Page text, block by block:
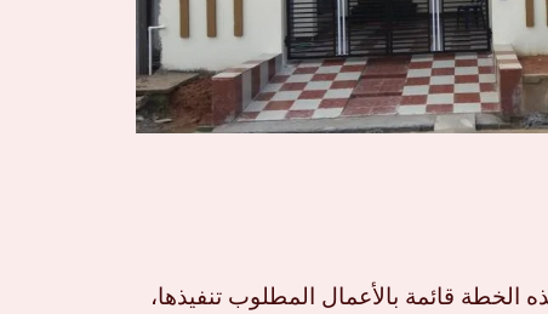
قائمة بالأعمال المطلوب تنفيذها،